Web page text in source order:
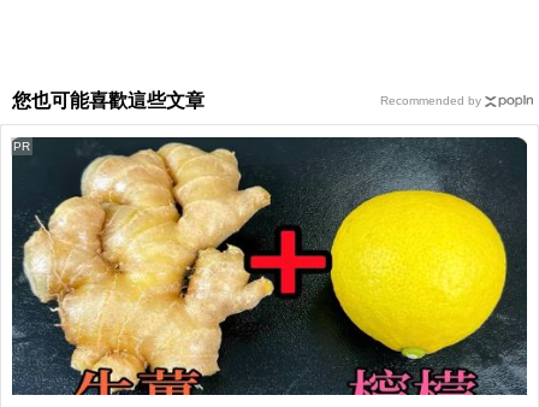
您也可能喜歡這些文章
PR
Recommended by